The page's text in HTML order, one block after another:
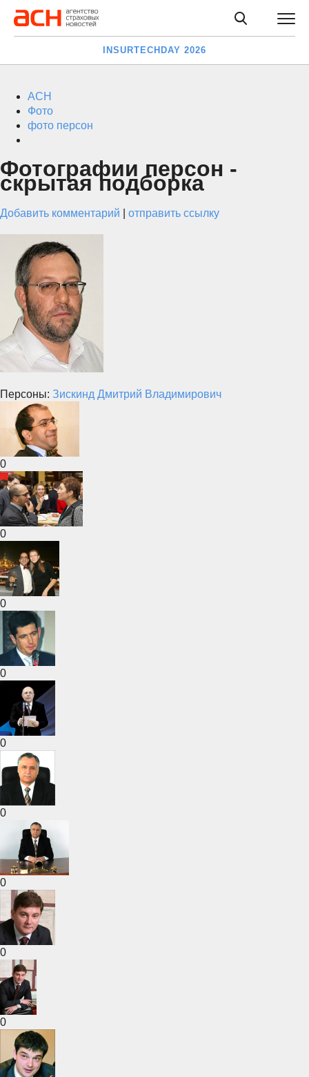
INSURTECHDAY 2026
АСН
Фото
фото персон
Фотографии персон -
скрытая подборка
Добавить комментарий отправить ссылку
Персоны: Зискинд Дмитрий Владимирович
0
0
0
0
0
0
0
0
0